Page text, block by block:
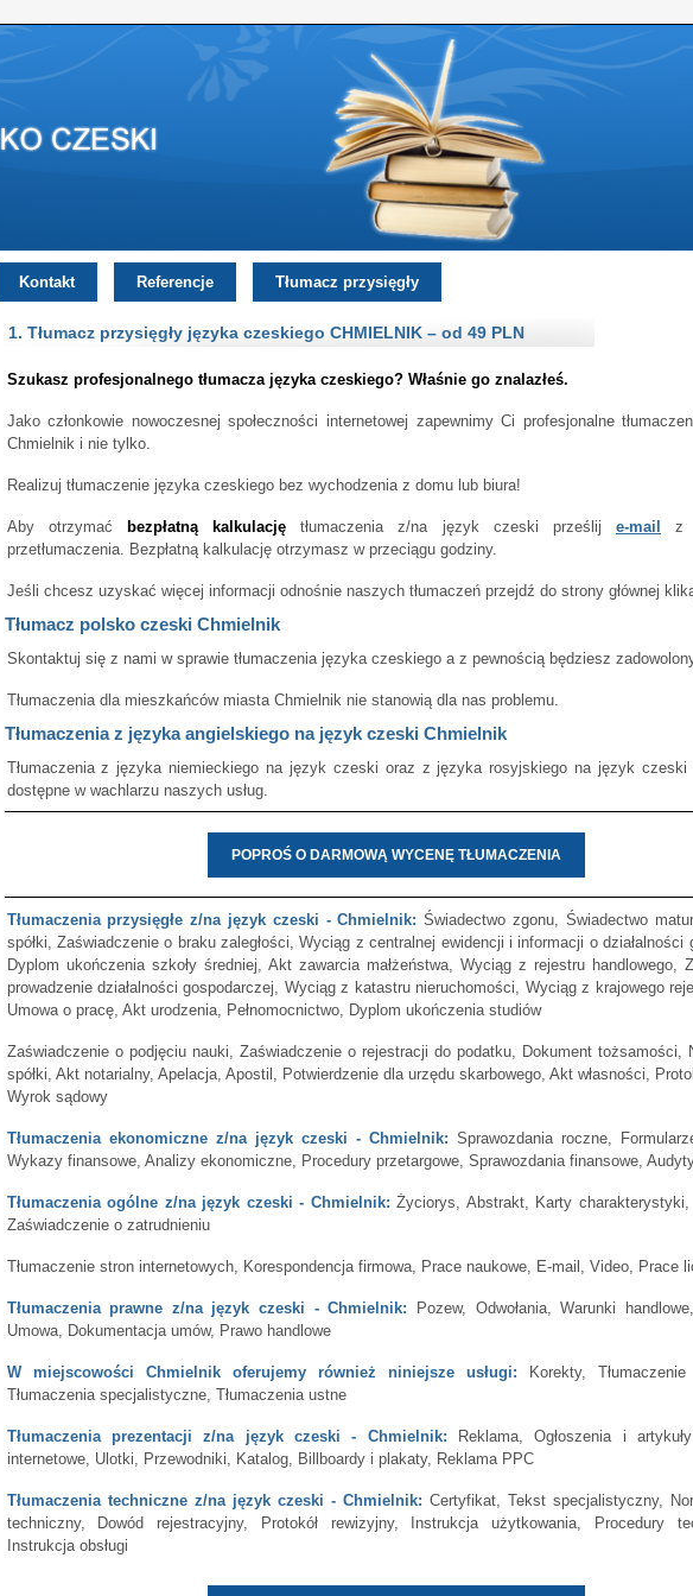
Kontakt Referencje Tłumacz przysięgły
1. Tłumacz przysięgły języka czeskiego CHMIELNIK – od 49 PLN
Szukasz profesjonalnego tłumacza języka czeskiego? Właśnie go znalazłeś.
Jako członkowie nowoczesnej społeczności internetowej zapewnimy Ci profesjonalne
Chmielnik i nie tylko.
Realizuj tłumaczenie języka czeskiego bez wychodzenia z domu lub biura!
Aby otrzymać bezpłatną kalkulację tłumaczenia z/na język czeski prześlije-mail
z
przetłumaczenia. Bezpłatną kalkulację otrzymasz w przeciągu godziny.
Jeśli chcesz uzyskać więcej informacji odnośnie naszych tłumaczeń przejdź do strony głównej
Tłumacz polsko czeski Chmielnik
Skontaktuj się z nami w sprawie tłumaczenia języka czeskiego a z pewnością będziesz
Tłumaczenia dla mieszkańców miasta Chmielnik nie stanowią dla nas problemu.
Tłumaczenia z języka angielskiego na język czeski Chmielnik
Tłumaczenia z języka niemieckiego na język czeski oraz z języka rosyjskiego na język czeski
dostępne w wachlarzu naszych usług.
POPROŚ O DARMOWĄ WYCENĘ TŁUMACZENIA
Tłumaczenia przysięgłe z/na język czeski - Chmielnik: Świadectwo zgonu, Świadectwo
spółki, Zaświadczenie o braku zaległości, Wyciąg z centralnej ewidencji i informacji o działalności
Dyplom ukończenia szkoły średniej, Akt zawarcia małżeństwa, Wyciąg z rejestru handlowego,
prowadzenie działalności gospodarczej, Wyciąg z katastru nieruchomości, Wyciąg z krajowego
Umowa o pracę, Akt urodzenia, Pełnomocnictwo, Dyplom ukończenia studiów
Zaświadczenie o podjęciu nauki, Zaświadczenie o rejestracji do podatku, Dokument tożsamości,
spółki, Akt notarialny, Apelacja, Apostil, Potwierdzenie dla urzędu skarbowego, Akt własności,
Wyrok sądowy
Tłumaczenia ekonomiczne z/na język czeski - Chmielnik: Sprawozdania roczne,
Wykazy finansowe, Analizy ekonomiczne, Procedury przetargowe, Sprawozdania finansowe,
Tłumaczenia ogólne z/na język czeski - Chmielnik: Życiorys, Abstrakt, Karty charakterystyki,
Zaświadczenie o zatrudnieniu
Tłumaczenie stron internetowych, Korespondencja firmowa, Prace naukowe, E-mail, Video, Prace
Tłumaczenia prawne z/na język czeski - Chmielnik: Pozew, Odwołania, Warunki
Umowa, Dokumentacja umów, Prawo handlowe
W miejscowości Chmielnik oferujemy również niniejsze usługi: Korekty,
Tłumaczenia specjalistyczne, Tłumaczenia ustne
Tłumaczenia prezentacji z/na język czeski - Chmielnik: Reklama, Ogłoszenia i
internetowe, Ulotki, Przewodniki, Katalog, Billboardy i plakaty, Reklama PPC
Tłumaczenia techniczne z/na język czeski - Chmielnik: Certyfikat, Tekst specjalistyczny,
techniczny, Dowód rejestracyjny, Protokół rewizyjny, Instrukcja użytkowania, Procedury
Instrukcja obsługi